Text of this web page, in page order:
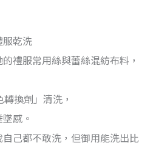
服乾洗
禮服常用絲與蕾絲混紡布料，
換劑」清洗，
感。
己都不敢洗，但御用能洗出比